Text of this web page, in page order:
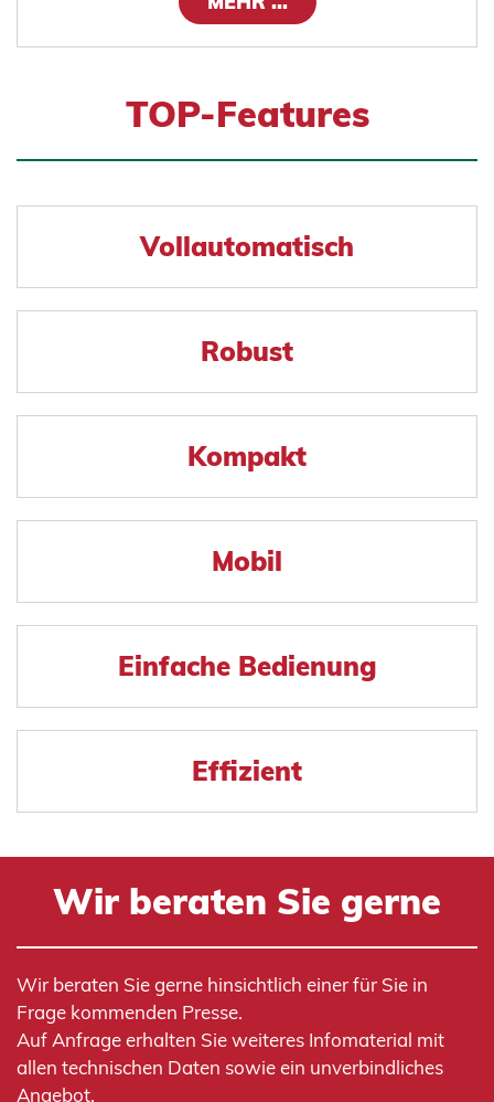
TOP-Features
Vollautomatisch
Robust
Kompakt
Mobil
Einfache Bedienung
Effizient
Wir beraten Sie gerne
Wir beraten Sie gerne hinsichtlich einer für Sie in
Frage kommenden Presse.
Auf Anfrage erhalten Sie weiteres Infomaterial mit
allen technischen Daten sowie ein unverbindliches
Angebot.